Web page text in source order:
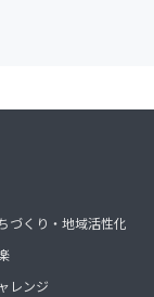
づくり・地域活性化
レンジ